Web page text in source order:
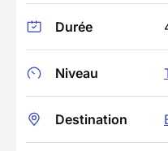
Durée
Niveau
Destination